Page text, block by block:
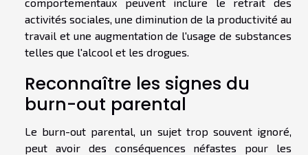
activités sociales, une diminution de la productivité au
travail et une augmentation de l'usage de substances
telles que l'alcool et les drogues.
Reconnaître les signes du
burn-out parental
Le burn-out parental, un sujet trop souvent ignoré,
peut avoir des conséquences néfastes pour les